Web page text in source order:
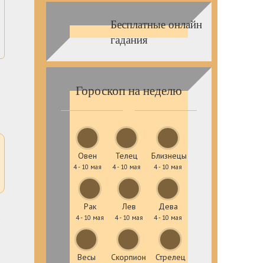
Бесплатные онлайн
гадания
Гороскоп на неделю
Овен
4 - 10 мая
Телец
4 - 10 мая
Близнецы
4 - 10 мая
Рак
4 - 10 мая
Лев
4 - 10 мая
Дева
4 - 10 мая
Весы Скорпион Стрелец